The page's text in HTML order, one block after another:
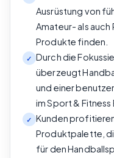
Ausrüstung von
Amateur- als
Produkte finden.
✓
Durch die
überzeugt
und einer
im Sport & Fitness
✓
Kunden
Produktpalette,
für den